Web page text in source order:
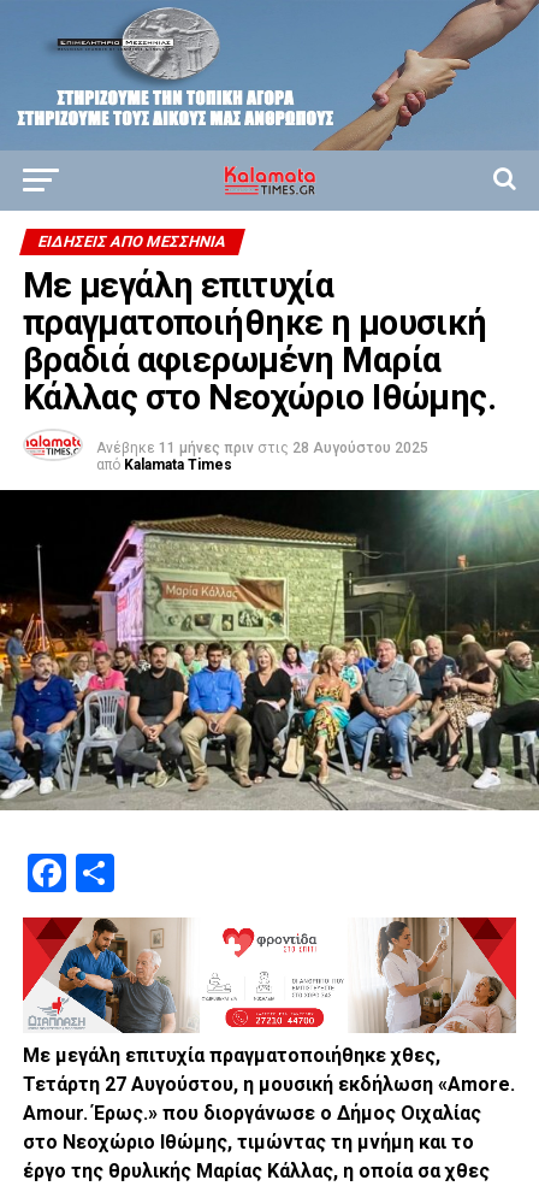
ΕΙΔΉΣΕΙΣ ΑΠΟ ΜΕΣΣΗΝΊΑ
Με μεγάλη επιτυχία
πραγματοποιήθηκε η μουσική
βραδιά αφιερωμένη Μαρία
Κάλλας στο Νεοχώριο Ιθώμης.
Ανέβηκε 11 μήνες πριν στις 28 Αυγούστου 2025
από Kalamata Times
Facebook
Μοιραστείτε
Με μεγάλη επιτυχία πραγματοποιήθηκε χθες,
Τετάρτη 27 Αυγούστου, η μουσική εκδήλωση «Amore.
Amour. Έρως.» που διοργάνωσε ο Δήμος Οιχαλίας
στο Νεοχώριο Ιθώμης, τιμώντας τη μνήμη και το
έργο της θρυλικής Μαρίας Κάλλας, η οποία σα χθες